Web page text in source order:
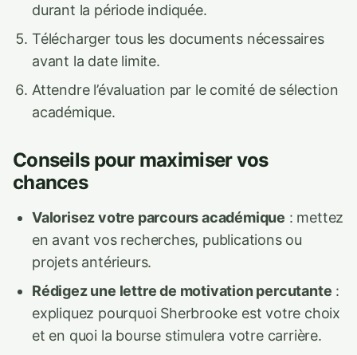
durant la période indiquée.
Télécharger tous les documents nécessaires
avant la date limite.
Attendre l’évaluation par le comité de sélection
académique.
Conseils pour maximiser vos
chances
Valorisez votre parcours académique : mettez
en avant vos recherches, publications ou
projets antérieurs.
Rédigez une lettre de motivation percutante :
expliquez pourquoi Sherbrooke est votre choix
et en quoi la bourse stimulera votre carrière.